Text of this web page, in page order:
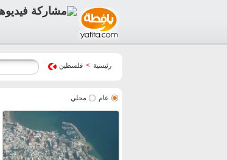
رئيسية > فلسطين
عام محلي